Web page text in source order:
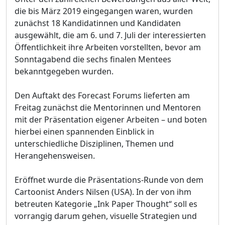
die bis März 2019 eingegangen waren, wurden
zunächst 18 Kandidatinnen und Kandidaten
ausgewählt, die am 6. und 7. Juli der interessierten
Öffentlichkeit ihre Arbeiten vorstellten, bevor am
Sonntagabend die sechs finalen Mentees
bekanntgegeben wurden.
Den Auftakt des Forecast Forums lieferten am
Freitag zunächst die Mentorinnen und Mentoren
mit der Präsentation eigener Arbeiten – und boten
hierbei einen spannenden Einblick in
unterschiedliche Disziplinen, Themen und
Herangehensweisen.
Eröffnet wurde die Präsentations-Runde von dem
Cartoonist Anders Nilsen (USA). In der von ihm
betreuten Kategorie „Ink Paper Thought“ soll es
vorrangig darum gehen, visuelle Strategien und